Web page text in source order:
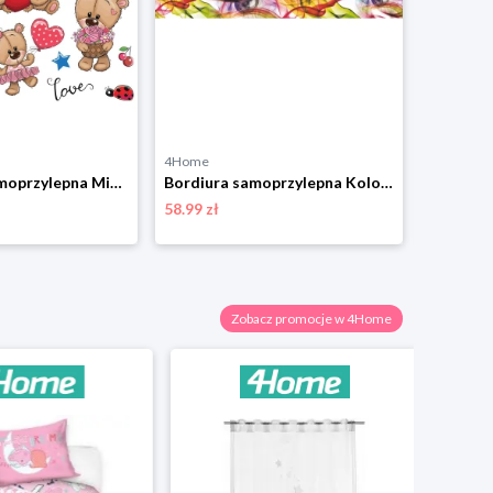
Dekoracja samoprzylepna Misie, 30 x 30 cm 4-Home
4Home
Bordiura samoprzylepna Kolorowy dym, 500 x 14 cm 4-Home
58.99 zł
Zobacz promocje w 4Home